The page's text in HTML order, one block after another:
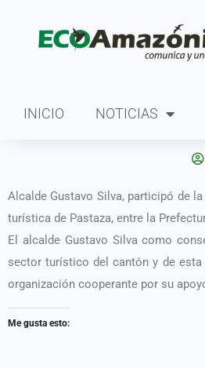
INICIO NOTICIAS
Alcalde Gustavo Silva, participó de
turística de Pastaza, entre la
El alcalde Gustavo Silva como
sector turístico del cantón y de
organización cooperante por su
Me gusta esto: